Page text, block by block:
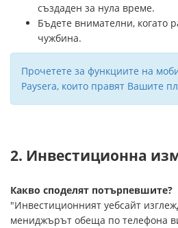
създаден за нула време.
Бъдете внимателни, когато
чужбина.
Прочетете за функциите на
Paysera, които правят Вашите
2. Инвестиционна
Какво споделят потърпевшите?
"Инвестиционният уебсайт
мениджърът обеща по телефона